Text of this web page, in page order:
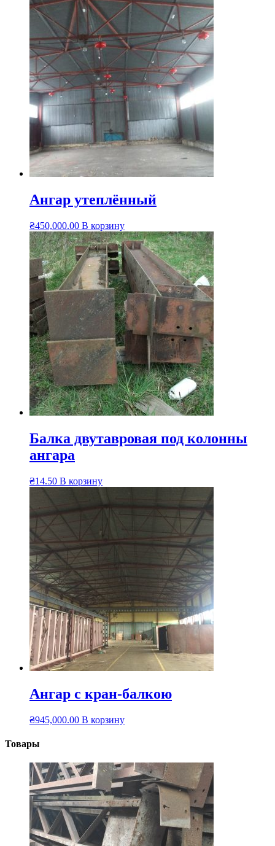
Ангар утеплённый
₴450,000.00 В корзину
Балка двутавровая под колонны
ангара
₴14.50 В корзину
Ангар с кран-балкою
₴945,000.00 В корзину
Товары